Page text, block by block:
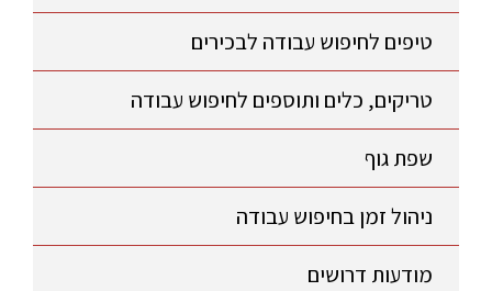
טיפים לחיפוש עבודה לבכירים
טריקים, כלים ותוספים לחיפוש עבודה
שפת גוף
ניהול זמן בחיפוש עבודה
מודעות דרושים